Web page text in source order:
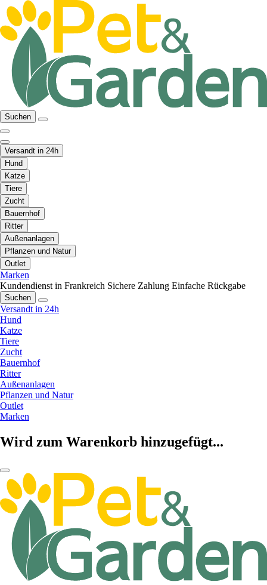
Suchen
Versandt in 24h
Hund
Katze
Tiere
Zucht
Bauernhof
Ritter
Außenanlagen
Pflanzen und Natur
Outlet
Marken
Kundendienst in Frankreich Sichere Zahlung Einfache Rückgabe
Suchen
Versandt in 24h
Hund
Katze
Tiere
Zucht
Bauernhof
Ritter
Außenanlagen
Pflanzen und Natur
Outlet
Marken
Wird zum Warenkorb hinzugefügt...